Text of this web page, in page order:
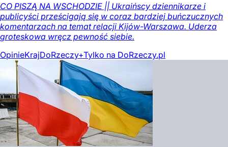
CO PISZĄ NA WSCHODZIE || Ukraińscy dziennikarze i
publicyści prześcigają się w coraz bardziej buńczucznych
komentarzach na temat relacji Kijów-Warszawa. Uderza
groteskowa wręcz pewność siebie.
OpinieKrajDoRzeczy+Tylko na DoRzeczy.pl